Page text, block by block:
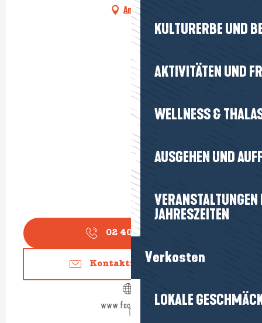
KULTURERBE UND
AKTIVITÄTEN UND
WELLNESS &
AUSGEHEN UND
JAHRESZEITEN
Verkosten
LOKALE
Anfahrt
02 40 42 53
Kontaktieren Sie uns
www.facebook.com